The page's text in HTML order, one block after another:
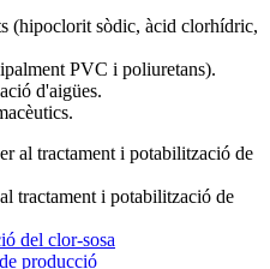
(hipoclorit sòdic, àcid clorhídric,
PVC i poliuretans).
d'aigües.
tractament i potabilització de
producció